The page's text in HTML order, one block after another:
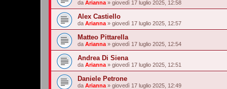
da Arianna » giovedì 17 luglio 2025, 12:58
Alex Castiello
da Arianna » giovedì 17 luglio 2025, 12:57
Matteo Pittarella
da Arianna » giovedì 17 luglio 2025, 12:54
Andrea Di Siena
da Arianna » giovedì 17 luglio 2025, 12:51
Daniele Petrone
da Arianna » giovedì 17 luglio 2025, 12:49